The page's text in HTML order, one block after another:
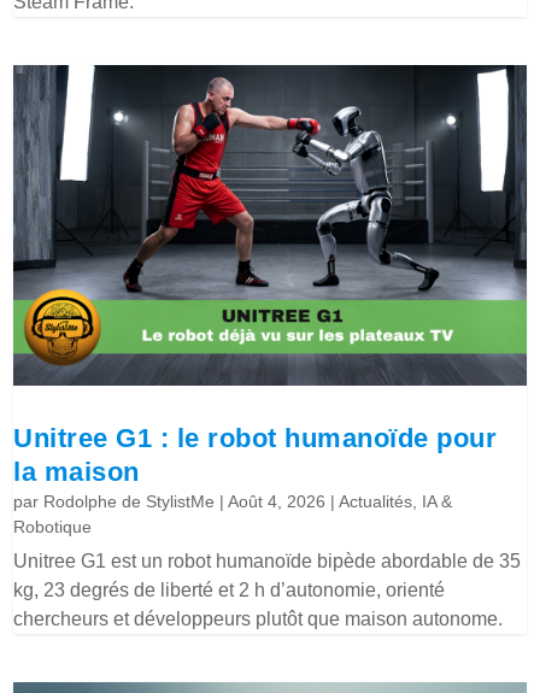
Unitree G1 : le robot humanoïde pour
la maison
par Rodolphe de StylistMe |Août 4, 2026 |Actualités IA &
Robotique
Unitree G1 est un robot humanoïde bipède abordable de 35
kg, 23 degrés de liberté et 2 h d’autonomie, orienté
chercheurs et développeurs plutôt que maison autonome.